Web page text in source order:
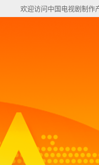
欢迎访问中国电视剧制作